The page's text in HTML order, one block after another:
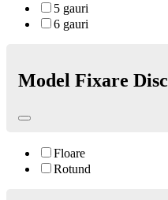
5 gauri
6 gauri
Model Fixare Disc
Floare
Rotund